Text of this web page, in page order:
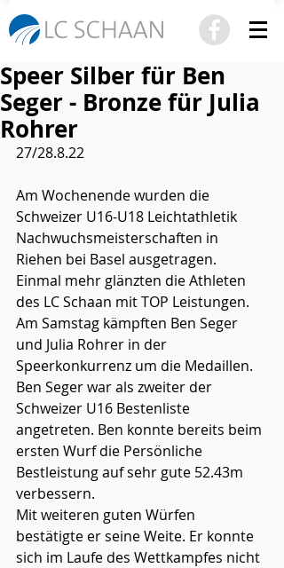
Speer Silber für Ben
Seger - Bronze für Julia
Rohrer
27/28.8.22
Am Wochenende wurden die
Schweizer U16-U18 Leichtathletik
Nachwuchsmeisterschaften in
Riehen bei Basel ausgetragen.
Einmal mehr glänzten die Athleten
des LC Schaan mit TOP Leistungen.
Am Samstag kämpften Ben Seger
und Julia Rohrer in der
Speerkonkurrenz um die Medaillen.
Ben Seger war als zweiter der
Schweizer U16 Bestenliste
angetreten. Ben konnte bereits beim
ersten Wurf die Persönliche
Bestleistung auf sehr gute 52.43m
verbessern.
Mit weiteren guten Würfen
bestätigte er seine Weite. Er konnte
sich im Laufe des Wettkampfes nicht